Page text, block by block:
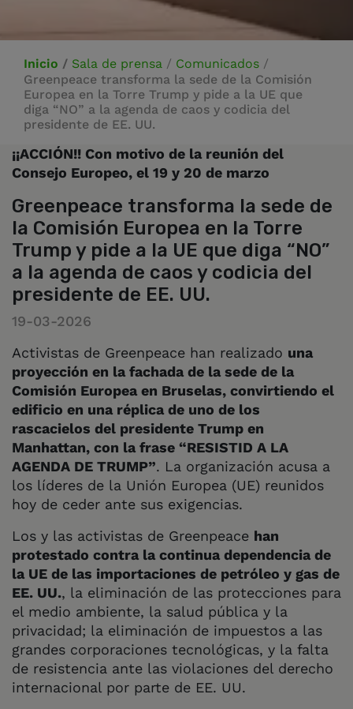
Inicio / Sala de prensa / Comunicados /
Greenpeace transforma la sede de la Comisión
Europea en la Torre Trump y pide a la UE que
diga “NO” a la agenda de caos y codicia del
presidente de EE. UU.
¡¡ACCIÓN!! Con motivo de la reunión del
Consejo Europeo, el 19 y 20 de marzo
Greenpeace transforma la sede de
la Comisión Europea en la Torre
Trump y pide a la UE que diga “NO”
a la agenda de caos y codicia del
presidente de EE. UU.
19-03-2026
Activistas de Greenpeace han realizado una
proyección en la fachada de la sede de la
Comisión Europea en Bruselas, convirtiendo el
edificio en una réplica de uno de los
rascacielos del presidente Trump en
Manhattan, con la frase “RESISTID A LA
AGENDA DE TRUMP”. La organización acusa a
los líderes de la Unión Europea (UE) reunidos
hoy de ceder ante sus exigencias.
Los y las activistas de Greenpeace han
protestado contra la continua dependencia de
la UE de las importaciones de petróleo y gas de
EE. UU., la eliminación de las protecciones para
el medio ambiente, la salud pública y la
privacidad; la eliminación de impuestos a las
grandes corporaciones tecnológicas, y la falta
de resistencia ante las violaciones del derecho
internacional por parte de EE. UU.